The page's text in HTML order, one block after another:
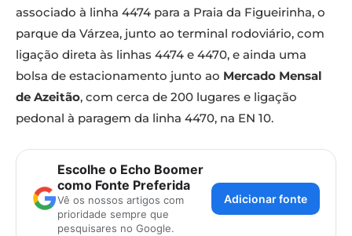
associado à linha 4474 para a Praia da Figueirinha, o
parque da Várzea, junto ao terminal rodoviário, com
ligação direta às linhas 4474 e 4470, e ainda uma
bolsa de estacionamento junto ao Mercado Mensal
de Azeitão, com cerca de 200 lugares e ligação
pedonal à paragem da linha 4470, na EN 10.
Escolhe o Echo Boomer
como Fonte Preferida
Vê os nossos artigos com
prioridade sempre que
pesquisares no Google.
Adicionar fonte